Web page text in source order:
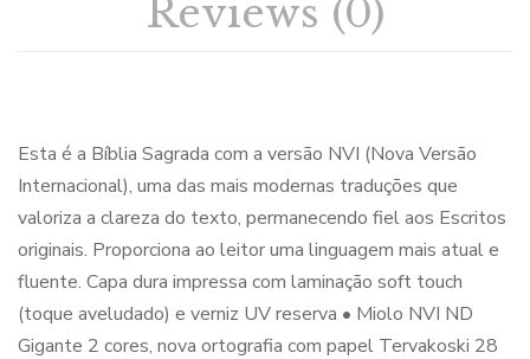
Reviews (0)
Esta é a Bíblia Sagrada com a versão NVI (Nova Versão
Internacional), uma das mais modernas traduções que
valoriza a clareza do texto, permanecendo fiel aos Escritos
originais. Proporciona ao leitor uma linguagem mais atual e
fluente. Capa dura impressa com laminação soft touch
(toque aveludado) e verniz UV reserva • Miolo NVI ND
Gigante 2 cores, nova ortografia com papel Tervakoski 28